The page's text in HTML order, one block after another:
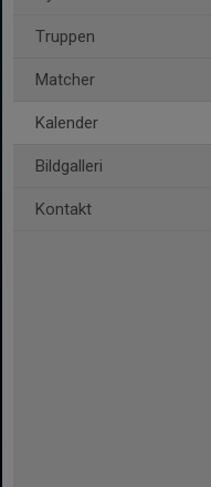
Truppen
Matcher
Kalender
Bildgalleri
Kontakt